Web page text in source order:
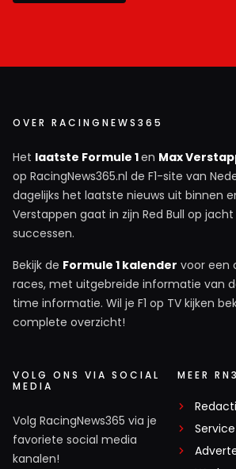
OVER RACINGNEWS365
Het laatste Formule 1en Max
op RacingNews365.nl de F1-site van
dagelijks het laatste nieuws uit binnen
Verstappen gaat in zijn Red Bull op
successen.
Bekijk de Formule 1 kalender voor een
races, met uitgebreide informatie van
time informatie. Wil je F1 op TV kijken
complete overzicht!
VOLG ONS VIA SOCIAL
MEDIA
Volg RacingNews365 via je
favoriete social media
kanalen!
MEER